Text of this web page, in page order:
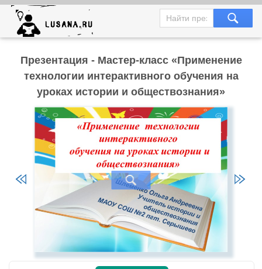
Презентация - Мастер-класс «Применение
технологии интерактивного обучения на
уроках истории и обществознания»